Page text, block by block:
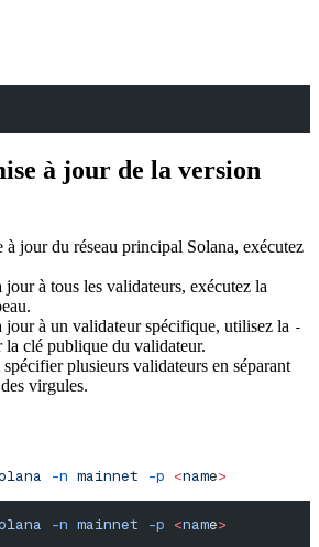
à jour de la version
à jour du réseau principal Solana, exécutez
à tous les validateurs, exécutez la
jour à un validateur spécifique, utilisez la -
la clé publique du validateur.
plusieurs validateurs en séparant
virgules.
-n mainnet -p <name>
-n mainnet -p <name>